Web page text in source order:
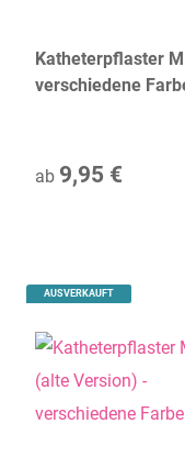
Katheterpflaster
verschiedene
ab 9,95 €
AUSVERKAUFT